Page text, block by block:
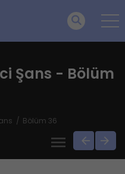
Şans - Bölüm
Bölüm 36